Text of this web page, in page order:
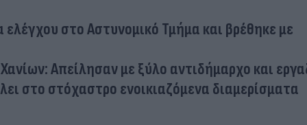
στο Αστυνομικό Τμήμα και βρέθηκε με
Απείλησαν με ξύλο αντιδήμαρχο και
στο στόχαστρο ενοικιαζόμενα διαμερίσματα